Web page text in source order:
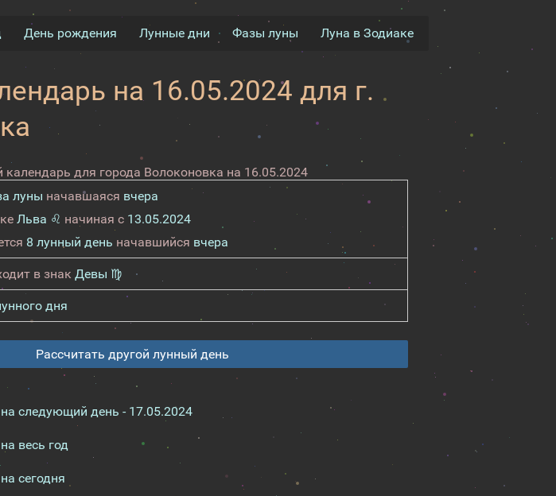
День рождения Лунные дни Фазы луны Луна в Зодиаке
на 16.05.2024 для г.
календарь для города Волоконовка на 16.05.2024
луны начавшаяся вчера
Льва ♌ начиная с 13.05.2024
8 лунный день начавшийся вчера
в знак Девы ♍
дня
Рассчитать другой лунный день
следующий день - 17.05.2024
весь год
сегодня